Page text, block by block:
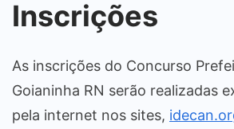
Inscrições
As inscrições do Concurso
Goianinha RN serão realizadas
pela internet nos sites,